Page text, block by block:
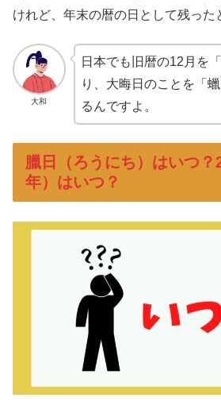
けれど、年末の暦の日として残った
大和
日本でも旧暦の12月を
り、大晦日のことを「
るんですよ。
臘日（ろうにち）はいつ？
年）はいつ？